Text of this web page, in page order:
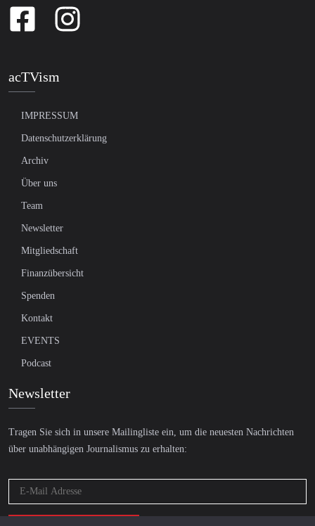
acTVism
IMPRESSUM
Datenschutzerklärung
Archiv
Über uns
Team
Newsletter
Mitgliedschaft
Finanzübersicht
Spenden
Kontakt
EVENTS
Podcast
Newsletter
Tragen Sie sich in unsere Mailingliste ein, um die neuesten Nachrichten
über unabhängigen Journalismus zu erhalten: